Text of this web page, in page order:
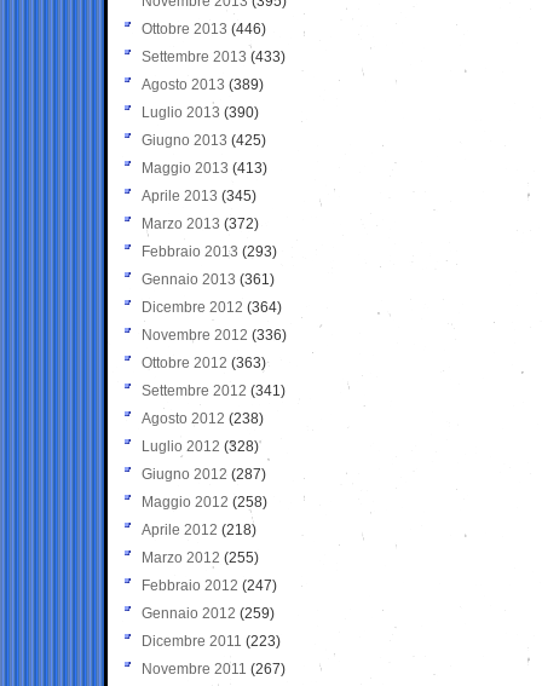
Ottobre 2013 (446)
Settembre 2013 (433)
Agosto 2013 (389)
Luglio 2013 (390)
Giugno 2013 (425)
Maggio 2013 (413)
Aprile 2013 (345)
Marzo 2013 (372)
Febbraio 2013 (293)
Gennaio 2013 (361)
Dicembre 2012 (364)
Novembre 2012 (336)
Ottobre 2012 (363)
Settembre 2012 (341)
Agosto 2012 (238)
Luglio 2012 (328)
Giugno 2012 (287)
Maggio 2012 (258)
Aprile 2012 (218)
Marzo 2012 (255)
Febbraio 2012 (247)
Gennaio 2012 (259)
Dicembre 2011 (223)
Novembre 2011 (267)